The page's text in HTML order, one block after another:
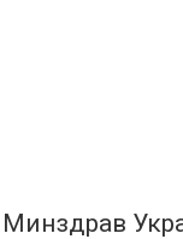
Минздрав